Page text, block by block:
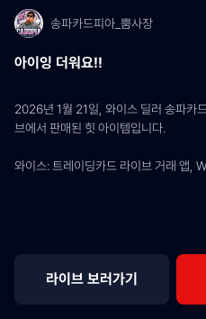
송파카드피아_뿜사장
아이잉 더워요!!
2026년 1월 21일, 와이스 딜러 송파카
브에서 판매된 힛 아이템입니다.
와이스: 트레이딩카드 라이브 거래 앱,
라이브 보러가기